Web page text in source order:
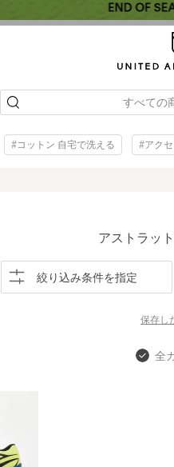
すべての
#コットン 自宅で洗える #アク
アストラッ
絞り込み条件を指定
保存し
全